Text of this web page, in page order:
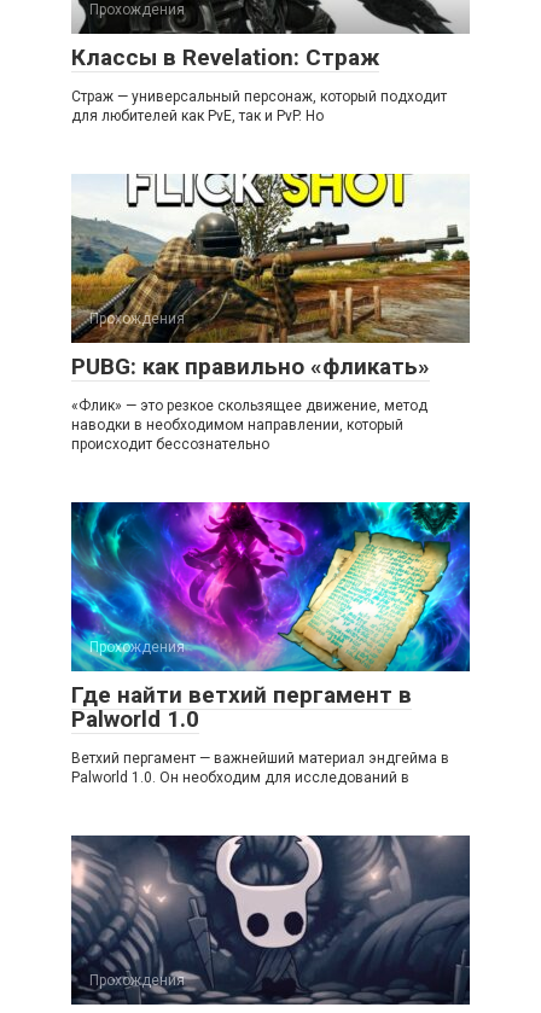
Прохождения
Классы в Revelation: Страж
Страж — универсальный персонаж, который подходит
для любителей как PvE, так и PvP. Но
Прохождения
PUBG: как правильно «фликать»
«Флик» — это резкое скользящее движение, метод
наводки в необходимом направлении, который
происходит бессознательно
Прохождения
Где найти ветхий пергамент в
Palworld 1.0
Ветхий пергамент — важнейший материал эндгейма в
Palworld 1.0. Он необходим для исследований в
Прохождения